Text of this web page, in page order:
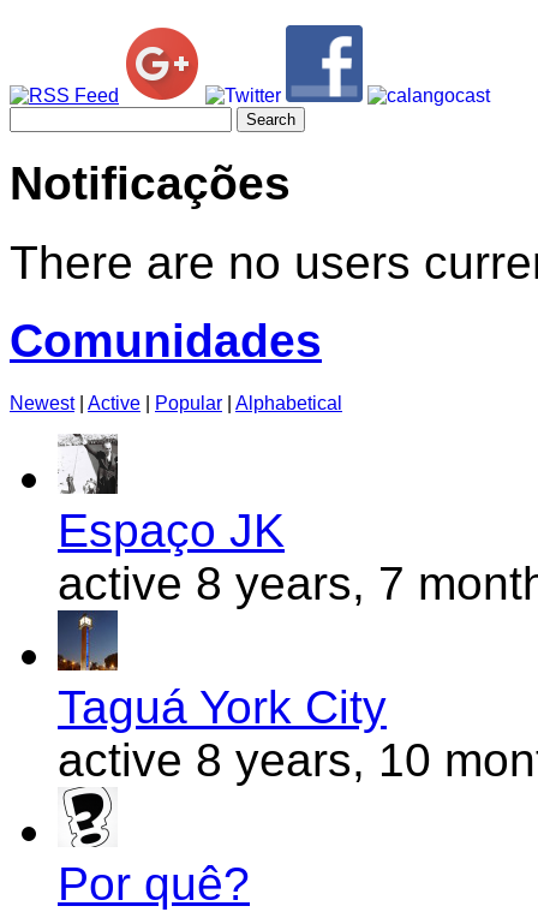
for:
Notificações
There are no users
Comunidades
Newest Active Popular Alphabetical
Espaço JK
active 8 years, 7
Taguá York City
active 8 years, 10
Por quê?